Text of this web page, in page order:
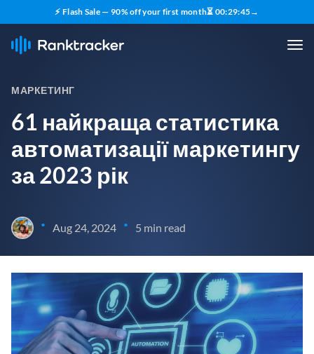
⚡ Flash Sale — 90% off your first month⏳ 00:29:43→
МАРКЕТИНГ
61 найкраща статистика
автоматизації маркетингу
за 2023 рік
• Aug 24, 2024 • 5 min read